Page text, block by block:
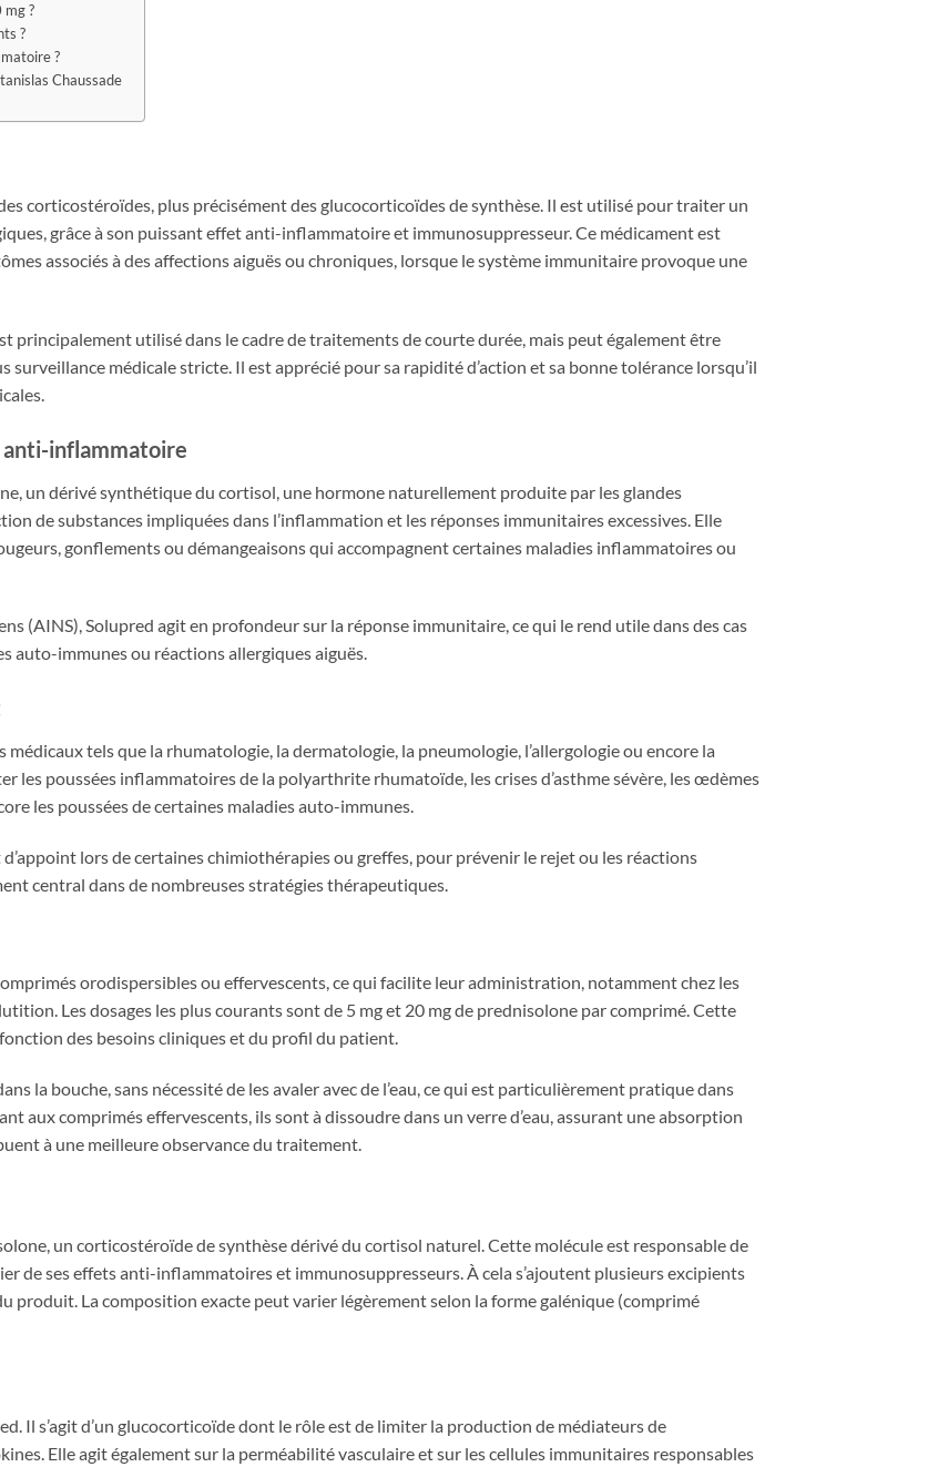
?
?
?
Chaussade
corticostéroïdes, plus précisément des glucocorticoïdes de synthèse. Il est utilisé pour traiter un
grâce à son puissant effet anti-inflammatoire et immunosuppresseur. Ce médicament est
associés à des affections aiguës ou chroniques, lorsque le système immunitaire provoque une
principalement utilisé dans le cadre de traitements de courte durée, mais peut également être
surveillance médicale stricte. Il est apprécié pour sa rapidité d’action et sa bonne tolérance lorsqu’il
inflammatoire
un dérivé synthétique du cortisol, une hormone naturellement produite par les glandes
de substances impliquées dans l’inflammation et les réponses immunitaires excessives. Elle
gonflements ou démangeaisons qui accompagnent certaines maladies inflammatoires ou
(AINS), Solupred agit en profondeur sur la réponse immunitaire, ce qui le rend utile dans des cas
auto-immunes ou réactions allergiques aiguës.
tels que la rhumatologie, la dermatologie, la pneumologie, l’allergologie ou encore la
les poussées inflammatoires de la polyarthrite rhumatoïde, les crises d’asthme sévère, les œdèmes
les poussées de certaines maladies auto-immunes.
lors de certaines chimiothérapies ou greffes, pour prévenir le rejet ou les réactions
central dans de nombreuses stratégies thérapeutiques.
orodispersibles ou effervescents, ce qui facilite leur administration, notamment chez les
Les dosages les plus courants sont de 5 mg et 20 mg de prednisolone par comprimé. Cette
des besoins cliniques et du profil du patient.
la bouche, sans nécessité de les avaler avec de l’eau, ce qui est particulièrement pratique dans
aux comprimés effervescents, ils sont à dissoudre dans un verre d’eau, assurant une absorption
à une meilleure observance du traitement.
un corticostéroïde de synthèse dérivé du cortisol naturel. Cette molécule est responsable de
de ses effets anti-inflammatoires et immunosuppresseurs. À cela s’ajoutent plusieurs excipients
produit. La composition exacte peut varier légèrement selon la forme galénique (comprimé
Il s’agit d’un glucocorticoïde dont le rôle est de limiter la production de médiateurs de
Elle agit également sur la perméabilité vasculaire et sur les cellules immunitaires responsables